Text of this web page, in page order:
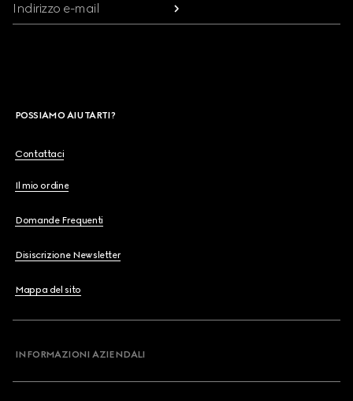
Indirizzo e-mail
POSSIAMO AIUTARTI?
Contattaci
Il mio ordine
Domande Frequenti
Disiscrizione Newsletter
Mappa del sito
INFORMAZIONI AZIENDALI